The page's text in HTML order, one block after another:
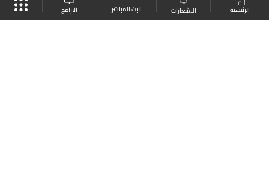
الرئيسية الاشعارات البث المباشر البرامج
موقع البرامج الجدول البث المباشر